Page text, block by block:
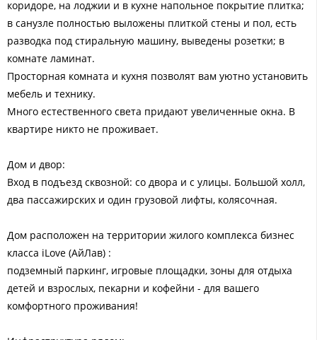
коридоре, на лоджии и в кухне напольное покрытие плитка;
в санузле полностью выложены плиткой стены и пол, есть
разводка под стиральную машину, выведены розетки; в
комнате ламинат.
Просторная комната и кухня позволят вам уютно установить
мебель и технику.
Много естественного света придают увеличенные окна. В
квартире никто не проживает.
Дом и двор:
Вход в подъезд сквозной: со двора и с улицы. Большой холл,
два пассажирских и один грузовой лифты, колясочная.
Дом расположен на территории жилого комплекса бизнес
класса iLove (АйЛав) :
подземный паркинг, игровые площадки, зоны для отдыха
детей и взрослых, пекарни и кофейни - для вашего
комфортного проживания!